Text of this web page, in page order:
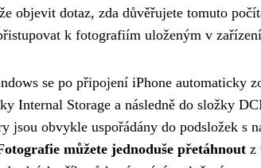
objevit dotaz, zda důvěřujete tomuto
k fotografiím uloženým v
se po připojení iPhone automaticky
Internal Storage a následně do složky
jsou obvykle uspořádány do podsložek s
můžete jednoduše přetáhnout z